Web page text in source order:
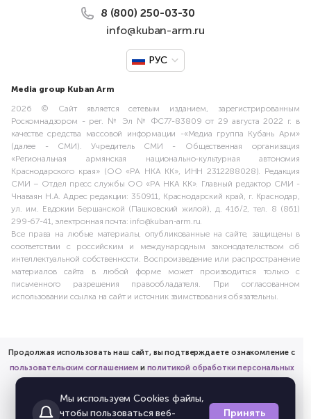
8 (800) 250-03-30
info@kuban-arm.ru
РУС
Media group Kuban Arm
2026 © Сайт является сетевым изданием, зарегистрированным
Роскомнадзором - рег. № Эл № ФС77-83809 от 29 августа 2022 г. в
качестве средства массовой информации -«Медиа группа Кубань Арм»
(далее - СМИ). Учредитель СМИ - Общественная организация
«Региональная армянская национально-культурная автономия
Краснодарского края» (ОО «РА НКА КК», ИНН 2312288028). Редакция
СМИ – Отдел пресс службы ОО «РА НКА КК». Главный редактор СМИ -
Чнаваян Н.А. Адрес редакции: 350911, Краснодарский край, г. Краснодар,
ул. им. Евдокии Бершанской (Пашковский жилой), д. 416/2, тел. 8 (861)
299-67-41, электронная почта: info@kuban-arm.ru.
Все права на любые материалы, опубликованные на сайте, защищены в
соответствии с российским и международным законодательством об
интеллектуальной собственности. Воспроизведение или распространение
материалов сайта в любой форме может производиться только с
письменного разрешения правообладателя. При согласованном
использовании ссылка на сайт и источник заимствования обязательны.
Продолжая использовать наш сайт, вы подтверждаете ознакомление с
пользовательским соглашением и политикой обработки персональных
и предоставляете согласие на обработку соответствующих
персональных данных.
Мы используем Cookies файлы,
чтобы пользоваться веб-
Принять